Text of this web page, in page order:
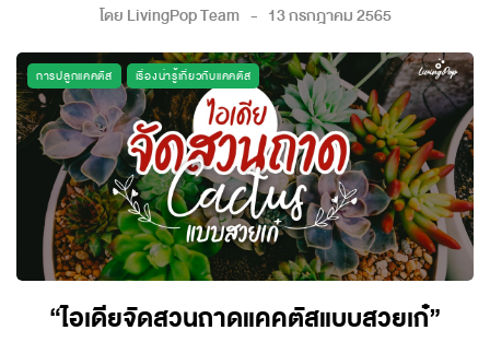
โดย LivingPop Team 13 กรกฎาคม 2565
การปลูกแคคตัส เรื่องน่ารู้เกี่ยวกับแคคตัส
“ไอเดียจัดสวนถาดแคคตัสแบบสวยเก๋”